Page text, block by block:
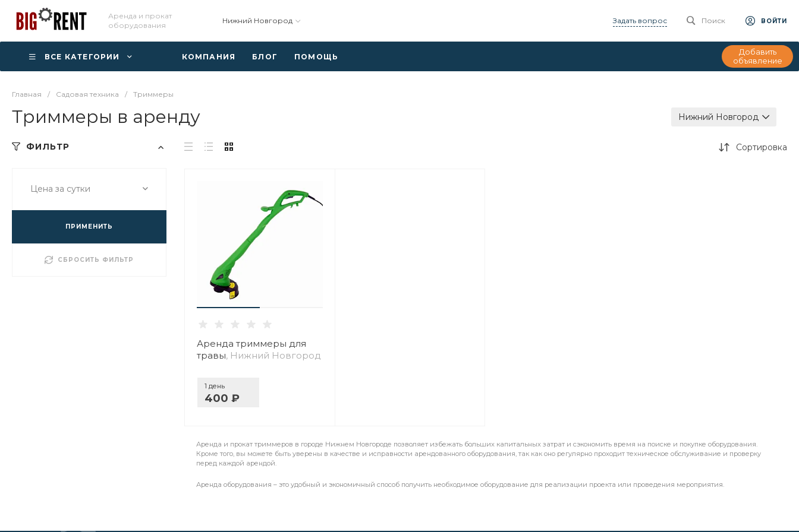
Аренда и прокат
оборудования
Нижний Новгород Задать вопрос Поиск ВОЙТИ
ВСЕ КАТЕГОРИИ КОМПАНИЯ БЛОГ ПОМОЩЬ
Добавить
объявление
Главная / Садовая техника / Триммеры
Триммеры в аренду Нижний Новгород
ФИЛЬТР
Цена за сутки
ПРИМЕНИТЬ
СБРОСИТЬ ФИЛЬТР
Сортировка
Аренда триммеры для
травы, Нижний Новгород
1 день
400 ₽
Аренда и прокат триммеров в городе Нижнем Новгороде позволяет избежать больших капитальных затрат и сэкономить время на поиске и покупке оборудования.
Кроме того, вы можете быть уверены в качестве и исправности арендованного оборудования, так как оно регулярно проходит техническое обслуживание и проверку
перед каждой арендой.
Аренда оборудования – это удобный и экономичный способ получить необходимое оборудование для реализации проекта или проведения мероприятия.